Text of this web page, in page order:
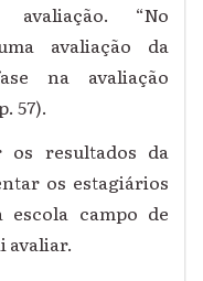
“No
avaliação da
na avaliação
57).
os resultados da
os estagiários
campo de
avaliar.